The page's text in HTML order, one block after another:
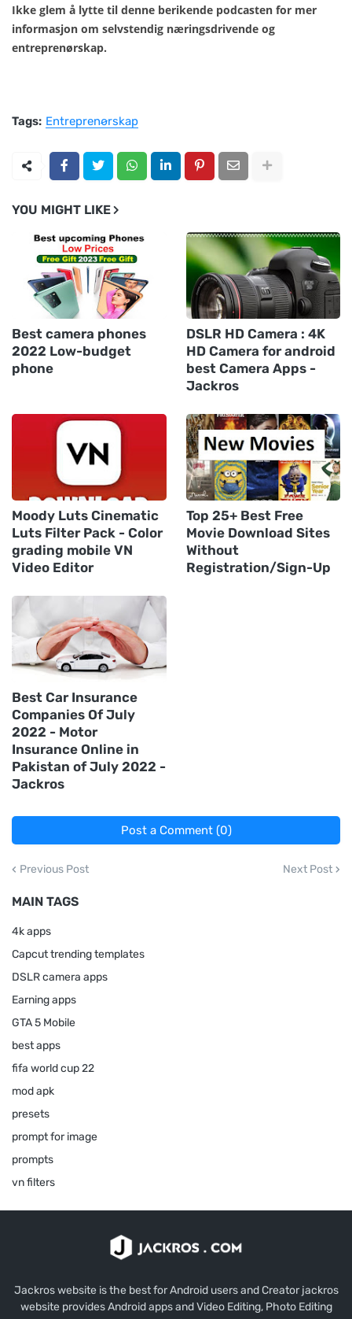
Ikke glem å lytte til denne berikende podcasten for mer
informasjon om selvstendig næringsdrivende og
entreprenørskap.
Tags: Entreprenørskap
YOU MIGHT LIKE
Best camera phones
2022 Low-budget
phone
DSLR HD Camera : 4K
HD Camera for android
best Camera Apps -
Jackros
Moody Luts Cinematic
Luts Filter Pack - Color
grading mobile VN
Video Editor
Top 25+ Best Free
Movie Download Sites
Without
Registration/Sign-Up
Best Car Insurance
Companies Of July
2022 - Motor
Insurance Online in
Pakistan of July 2022 -
Jackros
Post a Comment (0)
Previous Post Next Post
MAIN TAGS
4k apps
Capcut trending templates
DSLR camera apps
Earning apps
GTA 5 Mobile
best apps
fifa world cup 22
mod apk
presets
prompt for image
prompts
vn filters
Jackros website is the best for Android users and Creator jackros
website provides Android apps and Video Editing, Photo Editing